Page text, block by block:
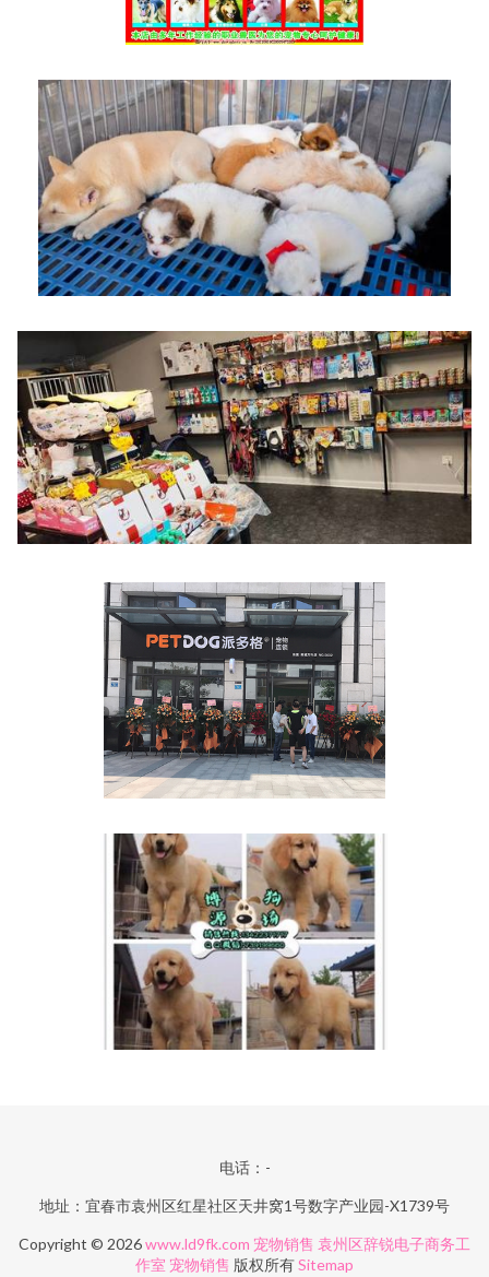
电话：-
地址：宜春市袁州区红星社区天井窝1号数字产业园-X1739号
Copyright © 2026www.ld9fk.com 宠物销售 袁州区辞锐电子商务工
作室 宠物销售 版权所有Sitemap